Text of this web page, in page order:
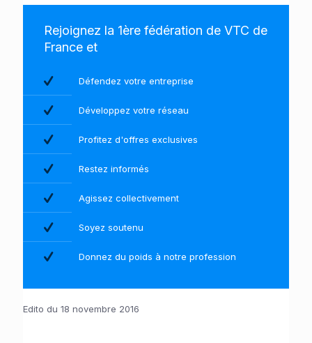
Rejoignez la 1ère fédération de VTC de
France et
Défendez votre entreprise
Développez votre réseau
Profitez d'offres exclusives
Restez informés
Agissez collectivement
Soyez soutenu
Donnez du poids à notre profession
Edito du 18 novembre 2016